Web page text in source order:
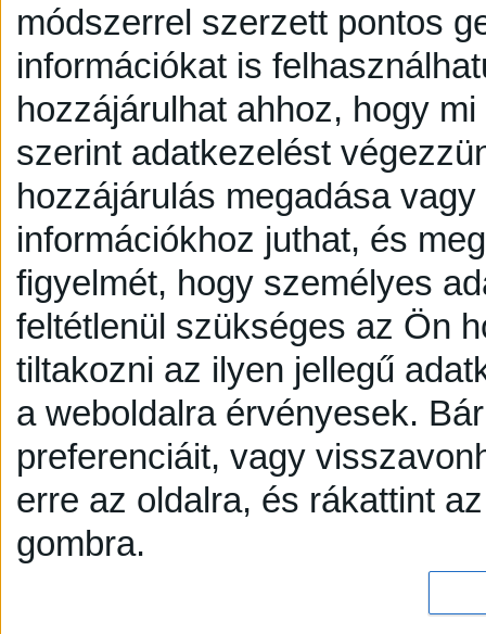
módszerrel szerzett pontos
információkat is
hozzájárulhat ahhoz, hogy
szerint adatkezelést
hozzájárulás megadása
információkhoz juthat, és
figyelmét, hogy személyes
feltétlenül szükséges az Ön
tiltakozni az ilyen jellegű
a weboldalra érvényesek.
preferenciáit, vagy
erre az oldalra, és rákattint
gombra.